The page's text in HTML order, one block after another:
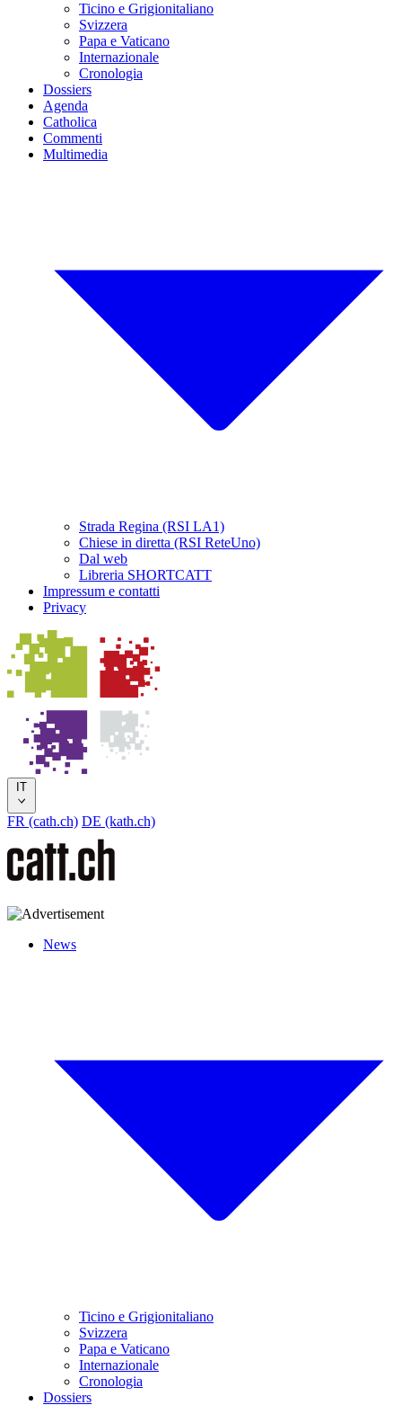
Ticino e Grigionitaliano
Svizzera
Papa e Vaticano
Internazionale
Cronologia
Dossiers
Agenda
Catholica
Commenti
Multimedia
Strada Regina (RSI LA1)
Chiese in diretta (RSI ReteUno)
Dal web
Libreria SHORTCATT
Impressum e contatti
Privacy
IT
FR (cath.ch) DE (kath.ch)
News
Ticino e Grigionitaliano
Svizzera
Papa e Vaticano
Internazionale
Cronologia
Dossiers